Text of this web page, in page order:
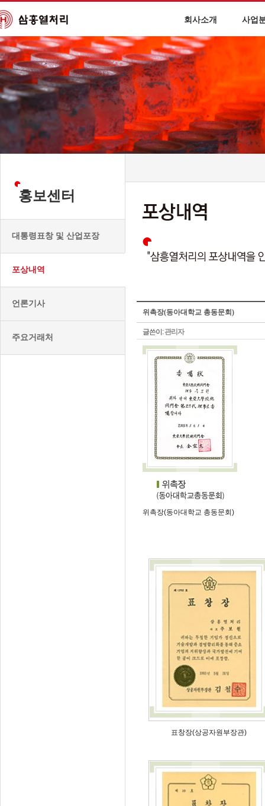
회사소개 사업
홍보센터
대통령표창 및 산업포장
포상내역
언론기사
주요거래처
위촉장(동아대학교 총동문회)
글쓴이:관리자
위촉장(동아대학교 총동문회)
표창장(상공자원부장관)